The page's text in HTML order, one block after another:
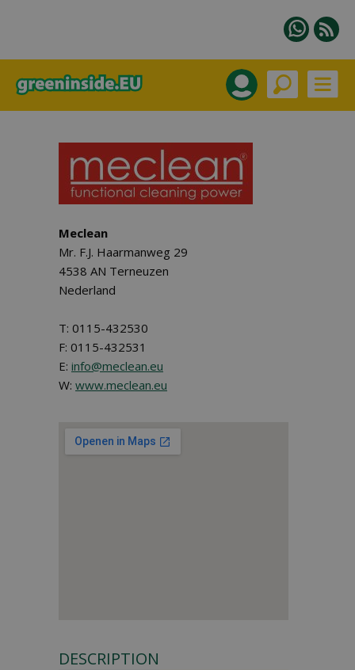
Meclean
Mr. F.J. Haarmanweg 29
4538 AN Terneuzen
Nederland
T: 0115-432530
F: 0115-432531
E: info@meclean.eu
W: www.meclean.eu
DESCRIPTION